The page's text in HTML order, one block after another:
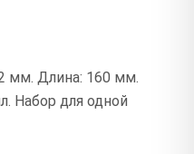
мм. Длина: 160 мм.
Набор для одной